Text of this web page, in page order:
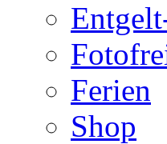
Ferien
Shop